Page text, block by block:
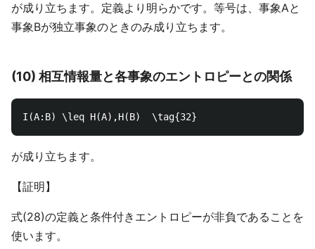
が成り立ちます。定義より明らかです。等号は、事象Aと
事象Bが独立事象のときのみ成り立ちます。
(10) 相互情報量と各事象のエントロピーとの関係
が成り立ちます。
【証明】
式(28)の定義と条件付きエントロピーが非負であることを
使います。